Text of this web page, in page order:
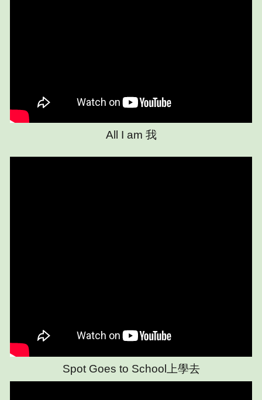
All I am 我
Spot Goes to School上學去